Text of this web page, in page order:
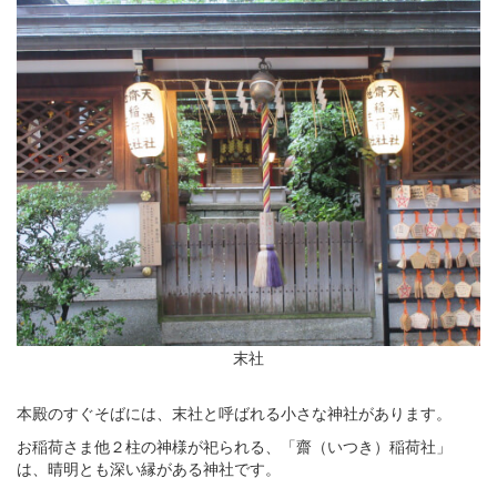
末社
本殿のすぐそばには、末社と呼ばれる小さな神社があります。
お稲荷さま他２柱の神様が祀られる、「齋（いつき）稲荷社」
は、晴明とも深い縁がある神社です。